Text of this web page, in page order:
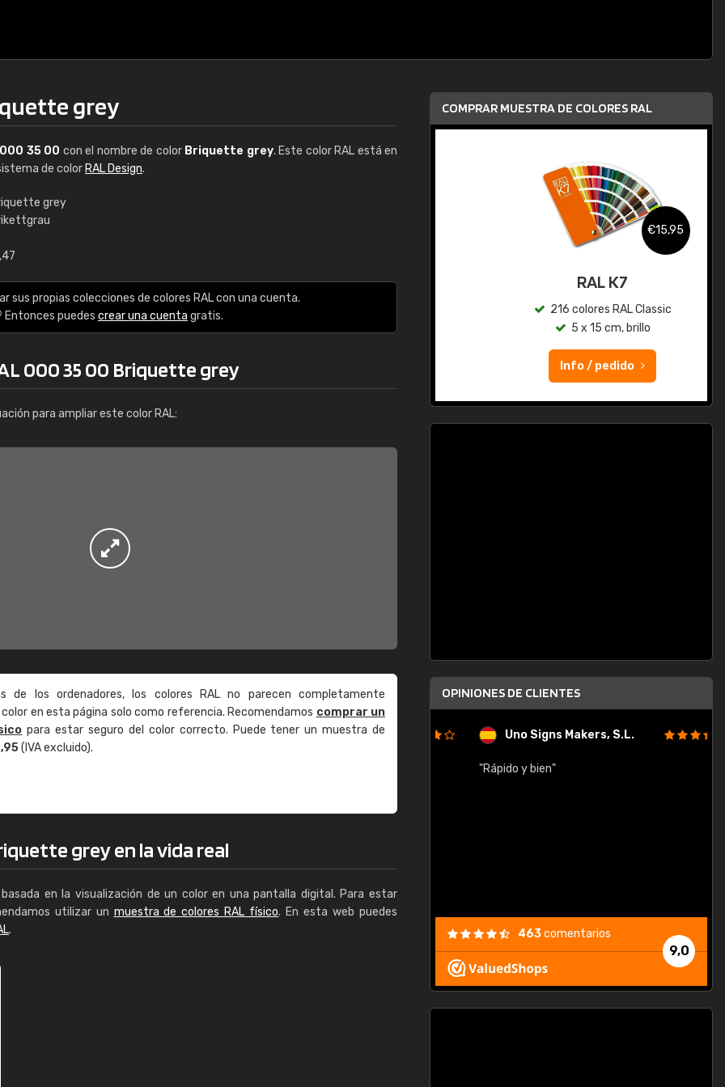
grey
000 35 00 con el nombre de color Briquette grey. Este color RAL está en
de color RAL Design.
grey
sus propias colecciones de colores RAL con una cuenta.
Entonces puedes crear una cuenta gratis.
000 35 00 Briquette grey
para ampliar este color RAL:
los ordenadores, los colores RAL no parecen completamente
en esta página solo como referencia. Recomendamos comprar un
para estar seguro del color correcto. Puede tener un muestra de
(IVA excluido).
grey en la vida real
en la visualización de un color en una pantalla digital. Para estar
utilizar un muestra de colores RAL físico. En esta web puedes
.
COMPRAR MUESTRA DE COLORES RAL
RAL K7 a base de agua
€15,95
RAL K7
216 colores RAL Classic
5 x 15 cm, brillo
Info / pedido
OPINIONES DE CLIENTES
Enrique Uno Signs Makers, S.L.
"Rápido y bien"
9,0
463comentarios